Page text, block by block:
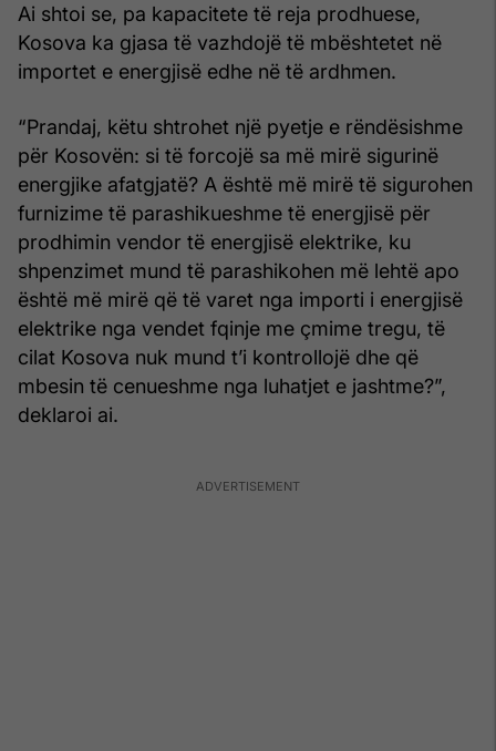
Ai shtoi se, pa kapacitete të reja prodhuese,
Kosova ka gjasa të vazhdojë të mbështetet në
importet e energjisë edhe në të ardhmen.
“Prandaj, këtu shtrohet një pyetje e rëndësishme
për Kosovën: si të forcojë sa më mirë sigurinë
energjike afatgjatë? A është më mirë të sigurohen
furnizime të parashikueshme të energjisë për
prodhimin vendor të energjisë elektrike, ku
shpenzimet mund të parashikohen më lehtë apo
është më mirë që të varet nga importi i energjisë
elektrike nga vendet fqinje me çmime tregu, të
cilat Kosova nuk mund t’i kontrollojë dhe që
mbesin të cenueshme nga luhatjet e jashtme?”,
deklaroi ai.